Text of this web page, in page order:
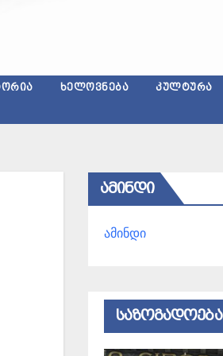
ᲮᲔᲚᲝᲕᲜᲔᲑᲐ ᲙᲣᲚᲢᲣᲠᲐ
ᲐᲛᲘᲜᲓᲘ
ამინდი
ᲡᲐᲖᲝᲒᲐᲓᲝᲔᲑᲐ